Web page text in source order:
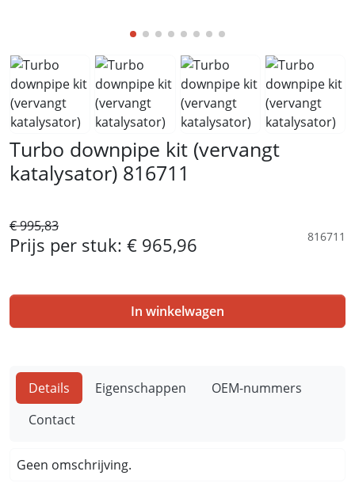
Turbo downpipe kit (vervangt
katalysator) 816711
€ 995,83
Prijs per stuk: € 965,96 816711
In winkelwagen
Details Eigenschappen
OEM-nummers
Contact
Geen omschrijving.